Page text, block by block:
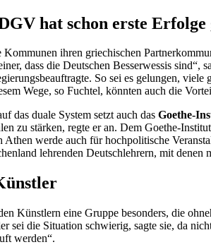
hat schon erste Erfolge
Kommunen ihren griechischen
dass die Deutschen Besserwessis
So sei es gelungen,
Wege, so Fuchtel, könnten auch die
das duale System setzt auch das Goethe-
zu stärken, regte er an. Dem Goethe-
Athen werde auch für hochpolitische
lehrenden Deutschlehrern, mit
Künstlern eine Gruppe besonders, die
sei die Situation schwierig, sagte sie, da
werden“.